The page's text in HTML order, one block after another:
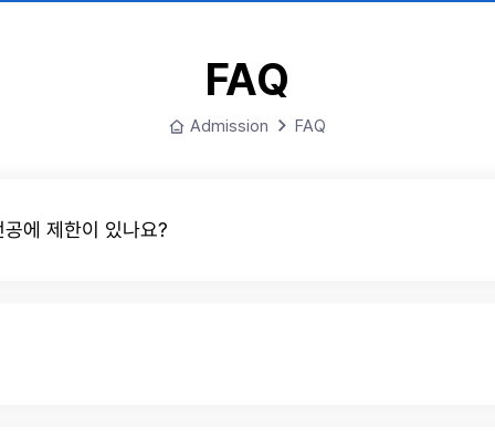
FAQ
메 Admission FAQ
에 제한이 있나요?